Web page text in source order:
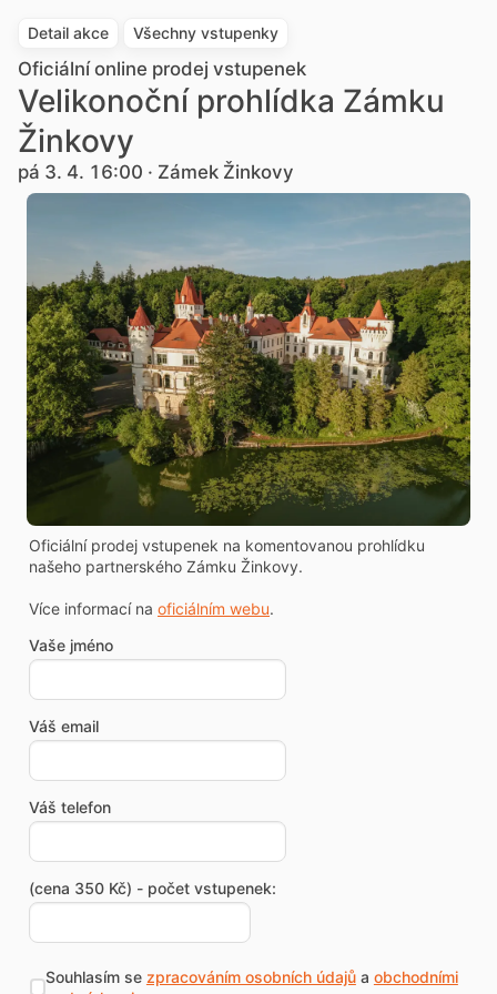
Detail akce Všechny vstupenky
Oficiální online prodej vstupenek
Velikonoční prohlídka Zámku
Žinkovy
pá 3. 4. 16:00 · Zámek Žinkovy
Oficiální prodej vstupenek na komentovanou prohlídku
našeho partnerského Zámku Žinkovy.
Více informací na oficiálním webu.
Vaše jméno
Váš email
Váš telefon
(cena 350 Kč) - počet vstupenek:
Souhlasím se zpracováním osobních údajůa obchodními